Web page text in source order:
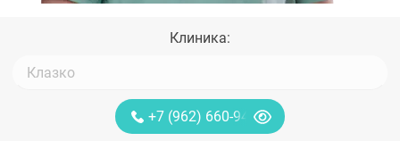
Клиника:
+7 (962) 660-94-97